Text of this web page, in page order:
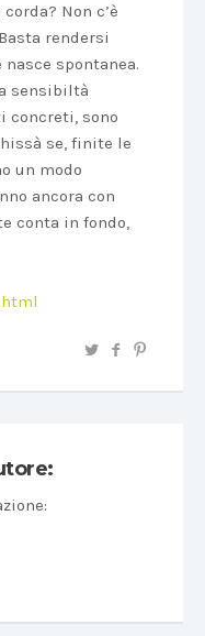
Non c’è
rendersi
spontanea.
sensibiltà
concreti, sono
se, finite le
un modo
ancora con
conta in fondo,
: